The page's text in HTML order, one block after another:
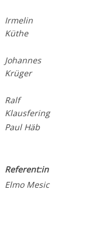
Irmelin
Küthe
Johannes
Krüger
Ralf
Klausfering
Paul Häb
Referent:in
Elmo Mesic